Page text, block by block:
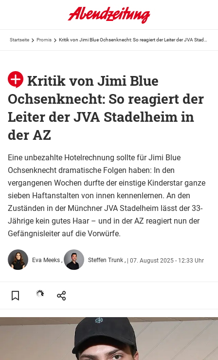
Startseite Promis
Kritik von Jimi Blue
Ochsenknecht: So reagiert der
Leiter der JVA Stadelheim in
der AZ
Eine unbezahlte Hotelrechnung sollte für Jimi Blue
Ochsenknecht dramatische Folgen haben: In den
vergangenen Wochen durfte der einstige Kinderstar ganze
sieben Haftanstalten von innen kennenlernen. An den
Zuständen in der Münchner JVA Stadelheim lässt der 33-
Jährige kein gutes Haar – und in der AZ reagiert nun der
Gefängnisleiter auf die Vorwürfe.
Eva Meeks Steffen Trunk | 07. August 2025 - 12:33 Uhr